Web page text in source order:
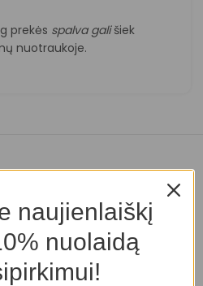
prekės spalva gališiek
nuotraukoje.
naujienlaiškį
nuolaidą